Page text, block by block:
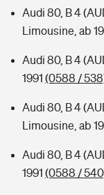
Audi 80, B 4
Limousine, ab
Audi 80, B 4
1991 (0588 /
Audi 80, B 4
Limousine, ab
Audi 80, B 4
1991 (0588 /